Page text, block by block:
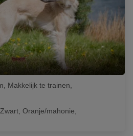
Makkelijk te trainen,
Oranje/mahonie,